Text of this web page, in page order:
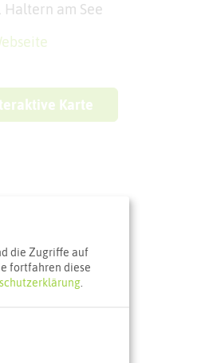
Haltern am See
Karte
die Zugriffe auf
fortfahren diese
.